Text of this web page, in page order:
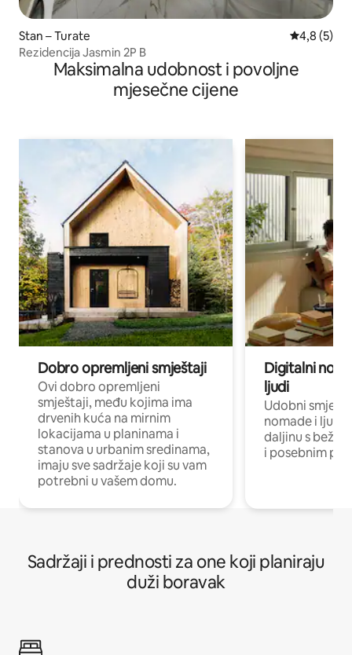
Stan – Turate Prosječna
4,8 (5)
Rezidencija Jasmin 2P B
Maksimalna udobnost i povoljne
mjesečne cijene
Dobro opremljeni smještaji
Ovi dobro opremljeni
smještaji, među kojima ima
drvenih kuća na mirnim
lokacijama u planinama i
stanova u urbanim sredinama,
imaju sve sadržaje koji su vam
potrebni u vašem domu.
Digitalni
ljudi
Udobni
nomade i ljude
daljinu s
i posebnim
Sadržaji i prednosti za one koji planiraju
duži boravak